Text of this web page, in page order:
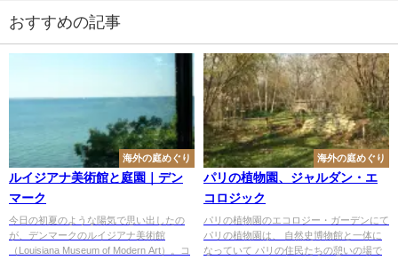
おすすめの記事
海外の庭めぐり
ルイジアナ美術館と庭園｜デン
マーク
今日の初夏のような陽気で思い出したの
が、デンマークのルイジアナ美術館
（Louisiana Museum of Modern Art）。コ
海外の庭めぐり
パリの植物園、ジャルダン・エ
コロジック
パリの植物園のエコロジー・ガーデンにて
パリの植物園は、 自然史博物館と一体に
なっていて パリの住民たちの憩いの場で